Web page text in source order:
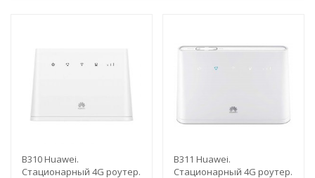
B310 Huawei.
Стационарный 4G роутер.
B311 Huawei.
Стационарный 4G роутер.